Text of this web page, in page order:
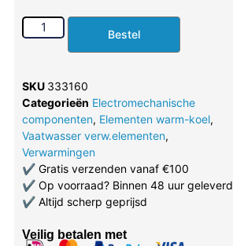
Bestel
SKU 333160
Categorieën Electromechanische
componenten, Elementen warm-koel,
Vaatwasser verw.elementen,
Verwarmingen
✔Gratis verzenden vanaf €100
✔Op voorraad? Binnen 48 uur geleverd
✔Altijd scherp geprijsd
Veilig betalen met